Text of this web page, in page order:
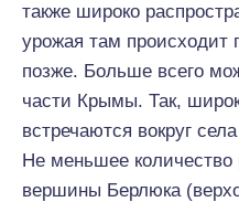
также широко
урожая там происходит
позже. Больше всего
части Крымы. Так,
встречаются вокруг
Не меньшее количество
вершины Берлюка